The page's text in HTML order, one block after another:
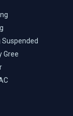
Suspended
Gree